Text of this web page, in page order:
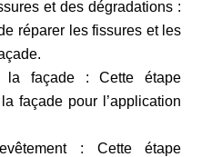
et des dégradations :
réparer les fissures et les
la façade : Cette étape
façade pour l’application
: Cette étape